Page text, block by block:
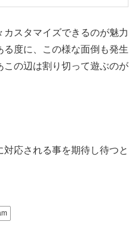
カスタマイズできるのが魅力
度に、この様な面倒も発生
の辺は割り切って遊ぶのが
応される事を期待し待つと